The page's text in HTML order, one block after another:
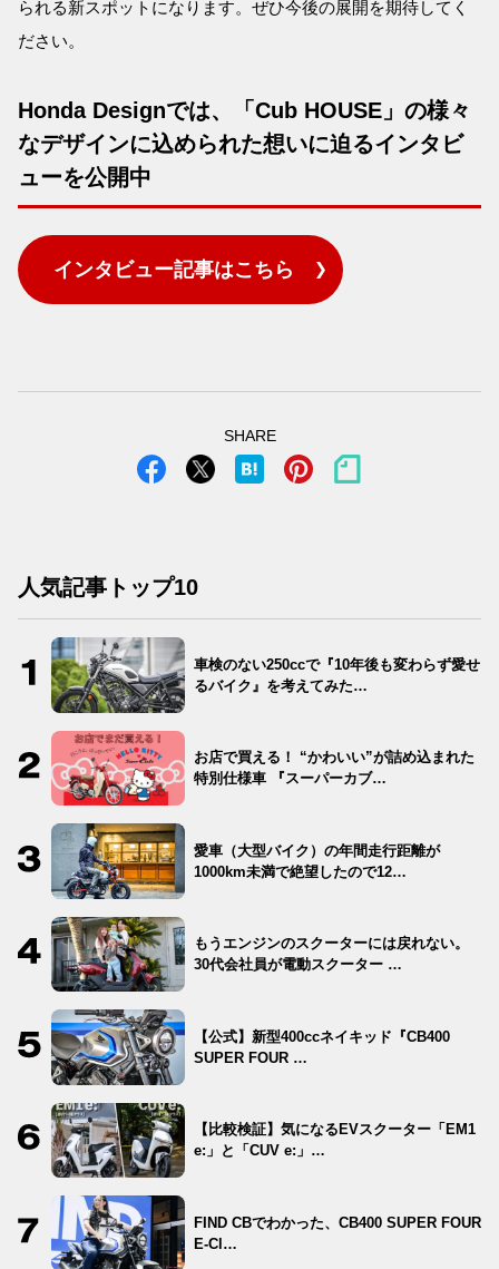
られる新スポットになります。ぜひ今後の展開を期待してく
ださい。
Honda Designでは、「Cub HOUSE」の様々
なデザインに込められた想いに迫るインタビ
ューを公開中
インタビュー記事はこちら
SHARE
人気記事トップ10
車検のない250ccで『10年後も変わらず愛せ
るバイク』を考えてみた…
お店で買える！ “かわいい”が詰め込まれた
特別仕様車 『スーパーカブ…
愛車（大型バイク）の年間走行距離が
1000km未満で絶望したので12…
もうエンジンのスクーターには戻れない。
30代会社員が電動スクーター …
【公式】新型400ccネイキッド『CB400
SUPER FOUR …
【比較検証】気になるEVスクーター「EM1
e:」と「CUV e:」…
FIND CBでわかった、CB400 SUPER FOUR
E-Cl…